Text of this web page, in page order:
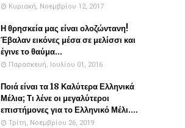
Κυριακή, Νοεμβρίου 12, 2017
Η θρησκεία μας είναι ολοζώντανη!
Έβαλαν εικόνες μέσα σε μελίσσι και
έγινε το θαύμα...
Παρασκευή, Ιουλίου 01, 2016
Ποιά είναι τα 18 Καλύτερα Ελληνικά
Μέλια; Τι λένε οι μεγαλύτεροι
επιστήμονες για το Ελληνικό Μέλι....
Τρίτη, Νοεμβρίου 26, 2019